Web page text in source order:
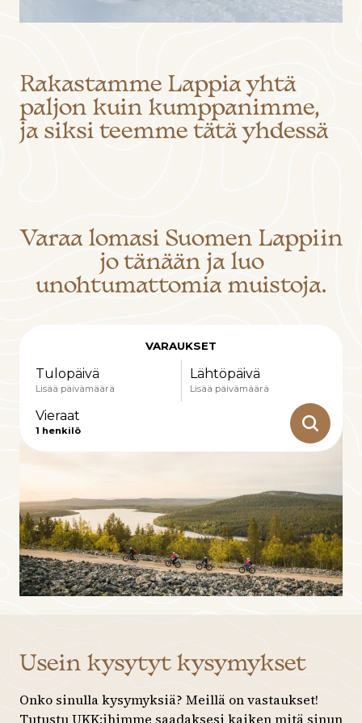
Rakastamme Lappia yhtä
paljon kuin kumppanimme,
ja siksi teemme tätä yhdessä
Varaa lomasi Suomen Lappiin
jo tänään ja luo
unohtumattomia muistoja.
VARAUKSET
Tulopäivä
Lisää päivämäärä
Lähtöpäivä
Lisää päivämäärä
Vieraat
1 henkilö
Tarkat päivämäärät ± 1 päivä ± 3 päivää
± 7 päivää
Elokuu
ma to
3 4 5 6 7 8 9
Aikuiset - 1 +
Lapset - 0 +
Usein kysytyt kysymykset
Onko sinulla kysymyksiä? Meillä on vastaukset!
Tutustu UKK:ihimme saadaksesi kaiken mitä sinun